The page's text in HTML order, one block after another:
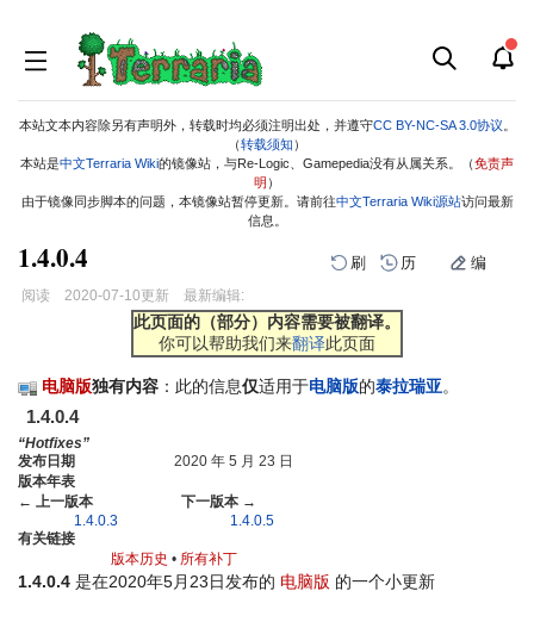
本站文本内容除另有声明外，转载时均必须注明出处，并遵守CC BY-NC-SA 3.0协议
（转载须知 ）
本站是中文Terraria Wiki的镜像站，与Re-Logic、Gamepedia没有从属关系。（免责声
明 ）
由于镜像同步脚本的问题，本镜像站暂停更新。请前往中文Terraria Wiki源站访问最新
信息。
1.4.0.4 刷 历 编
阅读 2020-07-10更新 最新编辑:
航
索
此页面的（部分）内容需要被翻译。
你可以帮助我们来翻译此页面
电脑版独有内容 ：此的信息仅适用于电脑版的泰拉瑞亚。
1.4.0.4
“Hotfixes”
发布日期
2020 年 5 月 23 日
版本年表
← 上一版本
下一版本 →
1.4.0.3
1.4.0.5
有关链接
版本历史 • 所有补丁
1.4.0.4 是在2020年5月23日发布的 电脑版 的一个小更新